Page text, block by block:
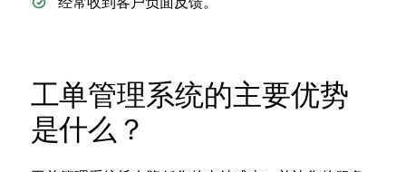
工单管理系统的主要优势
是什么？